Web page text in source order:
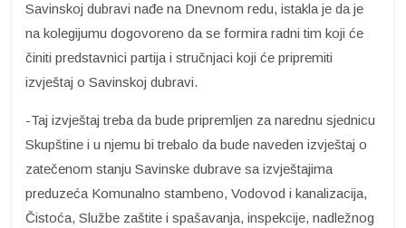
Savinskoj dubravi nađe na Dnevnom redu, istakla je da je
na kolegijumu dogovoreno da se formira radni tim koji će
činiti predstavnici partija i stručnjaci koji će pripremiti
izvještaj o Savinskoj dubravi.
-Taj izvještaj treba da bude pripremljen za narednu sjednicu
Skupštine i u njemu bi trebalo da bude naveden izvještaj o
zatečenom stanju Savinske dubrave sa izvještajima
preduzeća Komunalno stambeno, Vodovod i kanalizacija,
Čistoća, Službe zaštite i spašavanja, inspekcije, nadležnog